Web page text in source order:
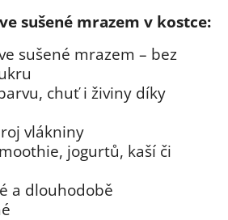
sušené mrazem v kostce:
sušené mrazem – bez
chuť i živiny díky
vlákniny
jogurtů, kaší či
a dlouhodobě